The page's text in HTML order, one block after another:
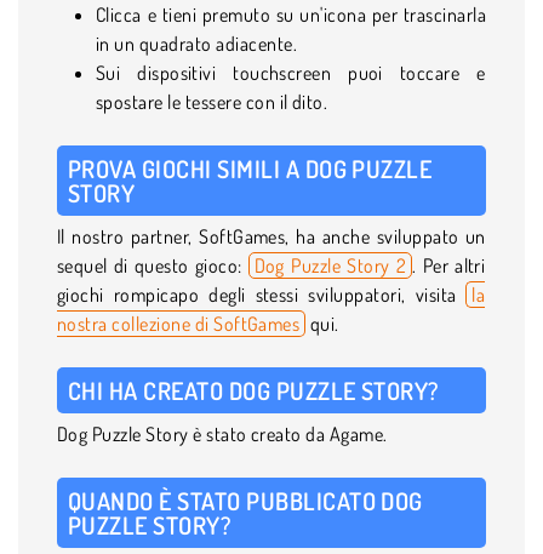
Clicca e tieni premuto su un'icona per trascinarla
in un quadrato adiacente.
Sui dispositivi touchscreen puoi toccare e
spostare le tessere con il dito.
PROVA GIOCHI SIMILI A DOG PUZZLE
STORY
Il nostro partner, SoftGames, ha anche sviluppato un
sequel di questo gioco: Dog Puzzle Story 2 . Per altri
giochi rompicapo degli stessi sviluppatori, visita la
nostra collezione di SoftGames qui.
CHI HA CREATO DOG PUZZLE STORY?
Dog Puzzle Story è stato creato da Agame.
QUANDO È STATO PUBBLICATO DOG
PUZZLE STORY?